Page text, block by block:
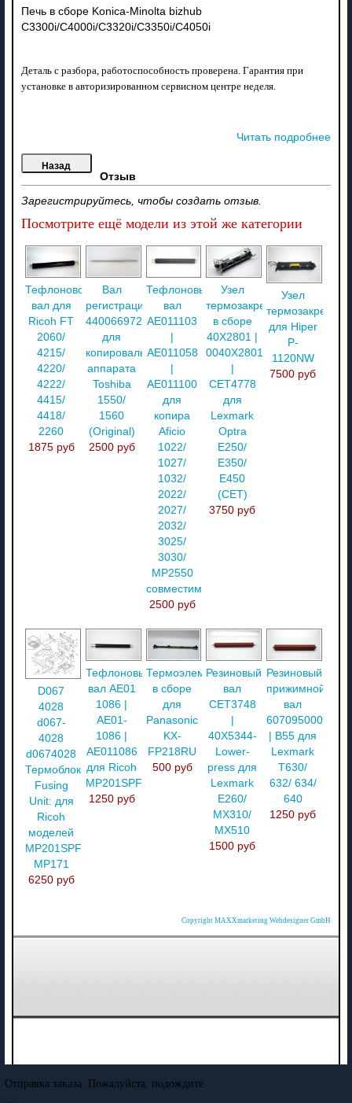
Печь в сборе Konica-Minolta bizhub
C3300i/C4000i/C3320i/C3350i/C4050i
Деталь с разбора, работоспособность проверена. Гарантия при
установке в авторизированном сервисном центре неделя.
Читать подробнее
Отзыв
Зарегистрируйтесь, чтобы создать отзыв.
Посмотрите ещё модели из этой же категории
Тефлоновой
вал для
Ricoh FT
2060/
4215/
4220/
4222/
4415/
4418/
2260
1875 руб
Вал
регистрации
4400669720
для
копировального
аппарата
Toshiba
1550/
1560
(Original)
2500 руб
Тефлоновый
вал
AE011103
AE011058
AE011100
для
копира
Aficio
1022/
1027/
1032/
2022/
2027/
2032/
3025/
3030/
MP2550
совместимый
2500 руб
Узел
термозакрепления
в сборе
40X2801 |
0040X2801
CET4778
для
Lexmark
Optra
E250/
E350/
E450
(CET)
3750 руб
Узел
для Hiper
P-
1120NW
7500 руб
D067
4028
d067-
4028
d0674028
Термоблок
Fusing
Unit: для
Ricoh
моделей
MP201SPF
MP171
6250 руб
Тефлоновый
вал AE01
1086 |
AE01-
1086 |
AE011086
для Ricoh
MP201SPF
1250 руб
Термоэлемент
в сборе
для
Panasonic
KX-
FP218RU
500 руб
Резиновый
вал
CET3748
40X5344-
Lower-
press для
Lexmark
E260/
MX310/
MX510
1500 руб
Резиновый
прижимной
вал
6070950000
| B55 для
Lexmark
T630/
632/ 634/
640
1250 руб
Copyright MAXXmarketing Webdesigner GmbH
Отправка заказа. Пожалуйста, подождите